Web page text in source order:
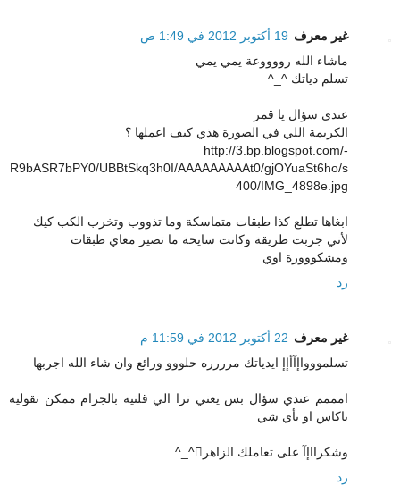
غير معرف 19 أكتوبر 2012 في 1:49 ص
ماشاء الله رووووعة يمي يمي
تسلم دياتك ^_^
عندي سؤال يا قمر
الكريمة اللي في الصورة هذي كيف اعملها ؟
http://3.bp.blogspot.com/-
R9bASR7bPY0/UBBtSkq3h0I/AAAAAAAAAt0/gjOYuaSt6ho/s
400/IMG_4898e.jpg
ابغاها تطلع كذا طبقات متماسكة وما تذووب وتخرب الكب كيك
لأني جربت طريقة وكانت سايحة ما تصير معاي طبقات
ومشكووورة اوي
رد
غير معرف 22 أكتوبر 2012 في 11:59 م
تسلمووواإآأإإ ايدياتك مرررره حلووو ورائع وان شاء الله اجربها
امممم عندي سؤال بس يعني ترا الي قلتيه بالجرام ممكن تقوليه
باكاس او بأي شي
وشكرااإآ على تعاملك الزاهر^_^
رد